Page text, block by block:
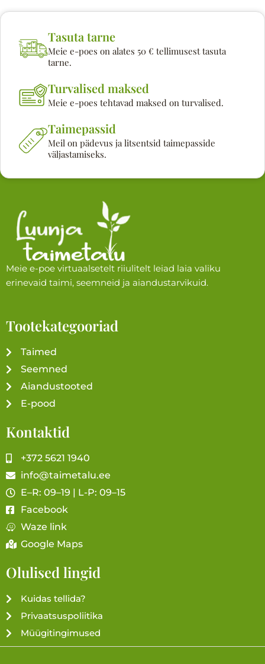
Tasuta tarne
Meie e-poes on alates 50 € tellimusest tasuta
tarne.
Turvalised maksed
Meie e-poes tehtavad maksed on turvalised.
Taimepassid
Meil on pädevus ja litsentsid taimepasside
väljastamiseks.
Meie e-poe virtuaalsetelt riiulitelt leiad laia valiku
erinevaid taimi, seemneid ja aiandustarvikuid.
Tootekategooriad
Taimed
Seemned
Aiandustooted
E-pood
Kontaktid
+372 5621 1940
info@taimetalu.ee
E–R: 09–19 | L-P: 09–15
Facebook
Waze link
Google Maps
Olulised lingid
Kuidas tellida?
Privaatsuspoliitika
Müügitingimused